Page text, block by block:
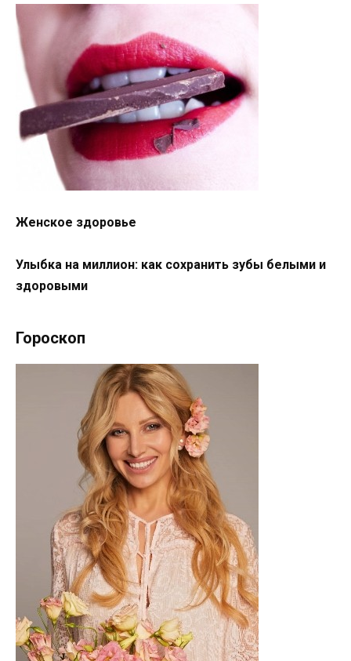
Женское здоровье
Улыбка на миллион: как сохранить зубы белыми и
здоровыми
Гороскоп